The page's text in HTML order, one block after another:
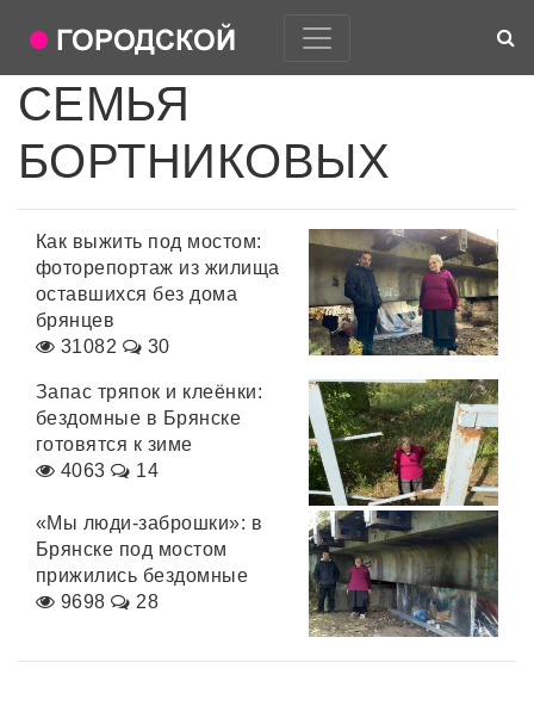
СЕМЬЯ
БОРТНИКОВЫХ
Как выжить под мостом:
фоторепортаж из жилища
оставшихся без дома
брянцев
31082
30
Запас тряпок и клеёнки:
бездомные в Брянске
готовятся к зиме
4063
14
«Мы люди-заброшки»: в
Брянске под мостом
прижились бездомные
9698
28